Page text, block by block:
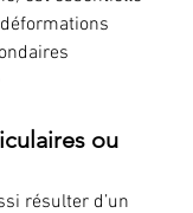
ou
résulter d’un